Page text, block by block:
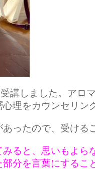
講しました。アロ
理をカウンセリン
ったので、受ける
ると、思いもよら
分を言葉にするこ